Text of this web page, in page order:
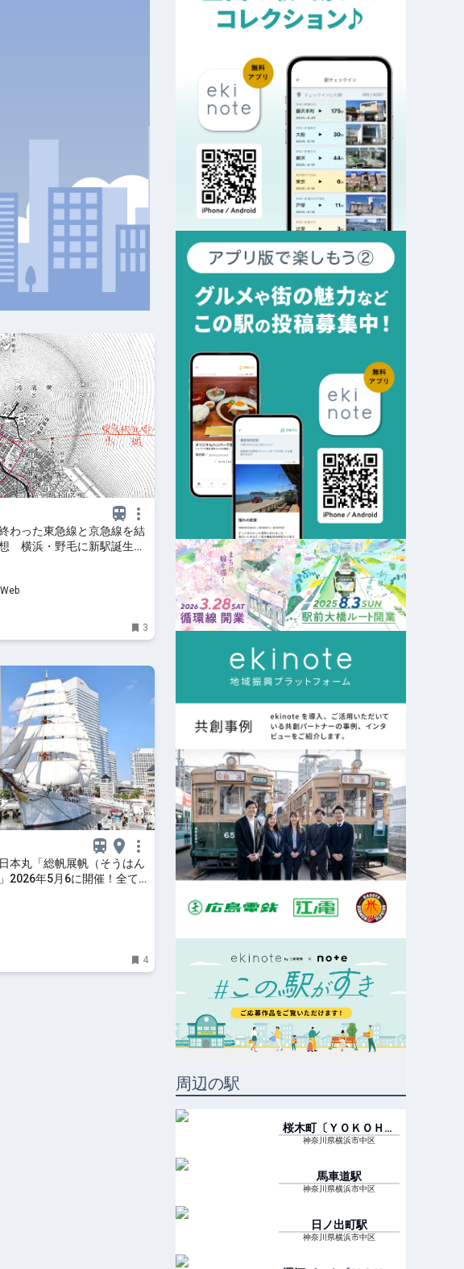
わった東急線と京急線を結
横浜・野毛に新駅誕生の
3
本丸「総帆展帆（そうはん
2026年5月6に開催！全て
4
周辺の駅
桜木町〔ＹＯＫＯＨＡ
ＭＡ ＡＩＲ ＣＡＢ
神奈川県横浜市中区
馬車道駅
神奈川県横浜市中区
日ノ出町駅
神奈川県横浜市中区